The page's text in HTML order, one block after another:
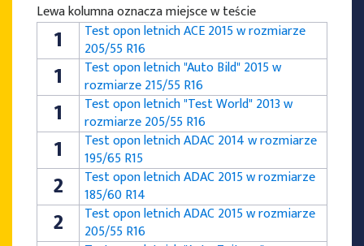
Lewa kolumna oznacza miejsce w teście
1
Test opon letnich ACE 2015 w rozmiarze
205/55 R16
1
Test opon letnich "Auto Bild" 2015 w
rozmiarze 215/55 R16
1
Test opon letnich "Test World" 2013 w
rozmiarze 205/55 R16
1
Test opon letnich ADAC 2014 w rozmiarze
195/65 R15
2
Test opon letnich ADAC 2015 w rozmiarze
185/60 R14
2
Test opon letnich ADAC 2015 w rozmiarze
205/55 R16